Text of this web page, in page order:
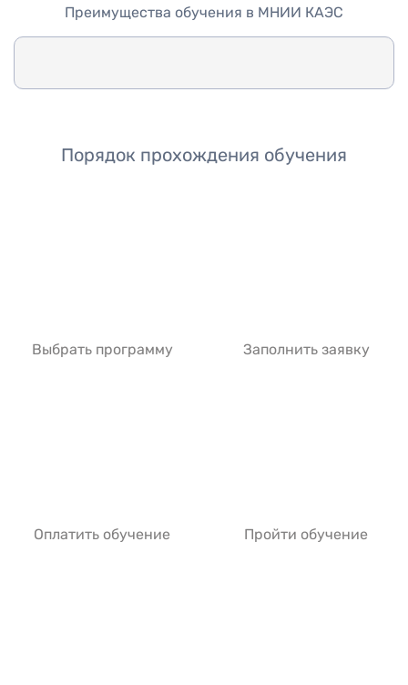
Преимущества обучения в МНИИ КАЭС
Порядок прохождения обучения
Выбрать программу Заполнить заявку
Оплатить обучение Пройти обучение